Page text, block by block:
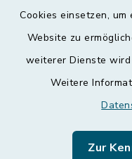
Cookies einsetzen,
Website zu
weiterer Dienste
Weitere
Zur